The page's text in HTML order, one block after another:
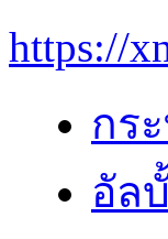
https://
กร
อัล